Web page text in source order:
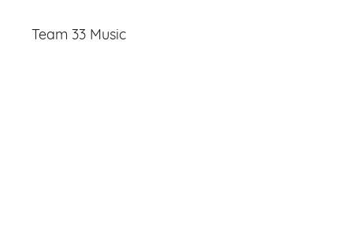
Team 33 Music